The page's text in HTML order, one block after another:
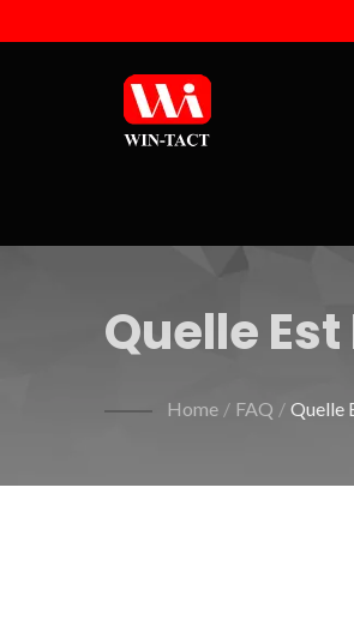
Quelle
Produits
Home / FAQ / Quelle